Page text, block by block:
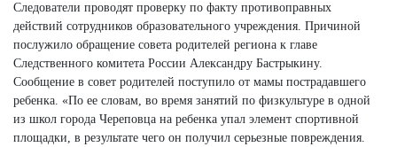
Следователи проводят проверку по факту противоправных
действий сотрудников образовательного учреждения. Причиной
послужило обращение совета родителей региона к главе
Следственного комитета России Александру Бастрыкину.
Сообщение в совет родителей поступило от мамы пострадавшего
ребенка. «По ее словам, во время занятий по физкультуре в одной
из школ города Череповца на ребенка упал элемент спортивной
площадки, в результате чего он получил серьезные повреждения.